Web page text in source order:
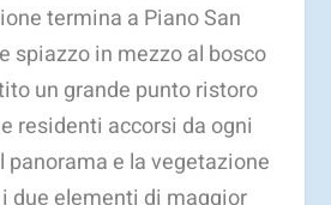
termina a Piano San
spiazzo in mezzo al bosco
un grande punto ristoro
residenti accorsi da ogni
panorama e la vegetazione
due elementi di maggior